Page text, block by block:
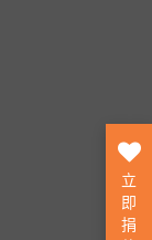
立
即
捐